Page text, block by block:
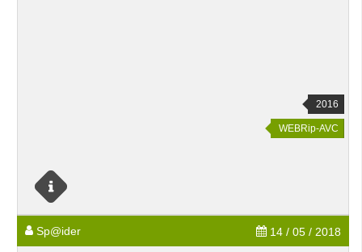
2016
WEBRip-AVC
Sp@ider 14 / 05 / 2018